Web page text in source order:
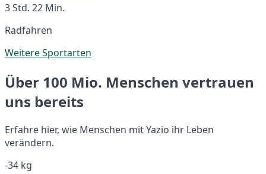
3 Std. 22 Min.
Radfahren
Weitere Sportarten
Über 100 Mio. Menschen vertrauen
uns bereits
Erfahre hier, wie Menschen mit Yazio ihr Leben
verändern.
-34 kg